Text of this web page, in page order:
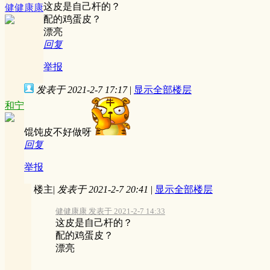
健健康康这皮是自己杆的？
配的鸡蛋皮？
漂亮
回复
举报
和宁
发表于 2021-2-7 17:17 | 显示全部楼层
馄饨皮不好做呀
回复
举报
楼主| 发表于 2021-2-7 20:41 | 显示全部楼层
健健康康 发表于 2021-2-7 14:33
这皮是自己杆的？
配的鸡蛋皮？
漂亮